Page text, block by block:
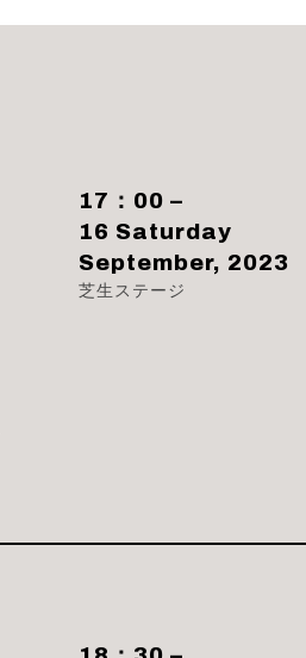
17：00 –
16 Saturday
September, 2023
芝生ステージ